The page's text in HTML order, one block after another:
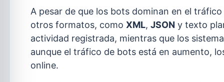
A pesar de que los bots dominan en el
otros formatos, como XML, JSON y texto
actividad registrada, mientras que los
aunque el tráfico de bots está en aumento,
online.